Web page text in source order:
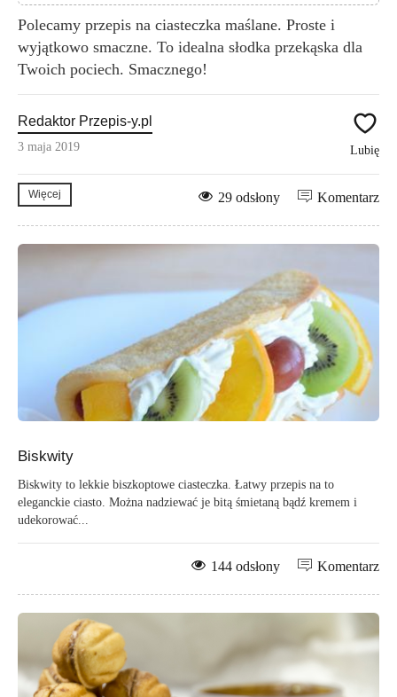
Polecamy przepis na ciasteczka maślane. Proste i
wyjątkowo smaczne. To idealna słodka przekąska dla
Twoich pociech. Smacznego!
Redaktor Przepis-y.pl
3 maja 2019 Lubię
Więcej Komentarz
29 odsłony
Biskwity
Biskwity to lekkie biszkoptowe ciasteczka. Łatwy przepis na to
eleganckie ciasto. Można nadziewać je bitą śmietaną bądź kremem i
udekorować...
Komentarz
144 odsłony